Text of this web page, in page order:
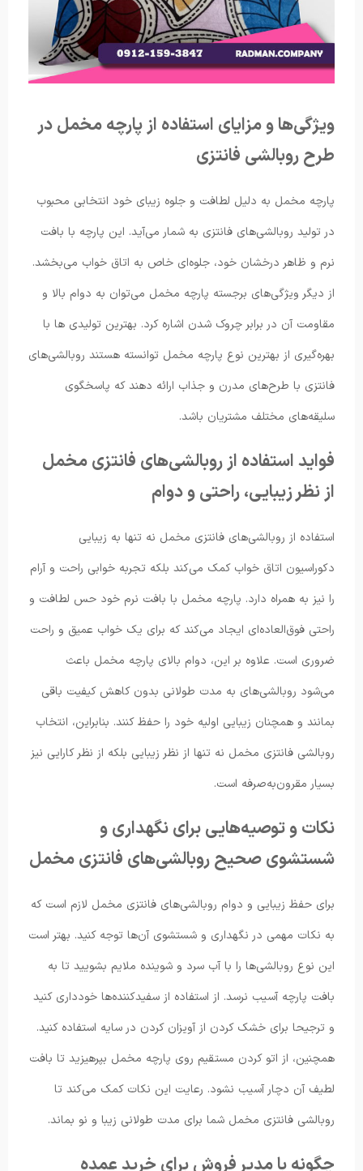
ویژگی‌ها و مزایای استفاده از پارچه مخمل در
طرح روبالشی فانتزی
پارچه مخمل به دلیل لطافت و جلوه زیبای خود انتخابی محبوب
در تولید روبالشی‌های فانتزی به شمار می‌آید. این پارچه با بافت
نرم و ظاهر درخشان خود، جلوه‌ای خاص به اتاق خواب می‌بخشد.
از دیگر ویژگی‌های برجسته پارچه مخمل می‌توان به دوام بالا و
مقاومت آن در برابر چروک شدن اشاره کرد. بهترین تولیدی ها با
بهره‌گیری از بهترین نوع پارچه مخمل توانسته هستند روبالشی‌های
فانتزی با طرح‌های مدرن و جذاب ارائه دهند که پاسخگوی
سلیقه‌های مختلف مشتریان باشد.
فواید استفاده از روبالشی‌های فانتزی مخمل
از نظر زیبایی، راحتی و دوام
استفاده از روبالشی‌های فانتزی مخمل نه تنها به زیبایی
دکوراسیون اتاق خواب کمک می‌کند بلکه تجربه خوابی راحت و آرام
را نیز به همراه دارد. پارچه مخمل با بافت نرم خود حس لطافت و
راحتی فوق‌العاده‌ای ایجاد می‌کند که برای یک خواب عمیق و راحت
ضروری است. علاوه بر این، دوام بالای پارچه مخمل باعث
می‌شود روبالشی‌های به مدت طولانی بدون کاهش کیفیت باقی
بمانند و همچنان زیبایی اولیه خود را حفظ کنند. بنابراین، انتخاب
روبالشی فانتزی مخمل نه تنها از نظر زیبایی بلکه از نظر کارایی نیز
بسیار مقرون‌به‌صرفه است.
نکات و توصیه‌هایی برای نگهداری و
شستشوی صحیح روبالشی‌های فانتزی مخمل
برای حفظ زیبایی و دوام روبالشی‌های فانتزی مخمل لازم است که
به نکات مهمی در نگهداری و شستشوی آن‌ها توجه کنید. بهتر است
این نوع روبالشی‌ها را با آب سرد و شوینده ملایم بشویید تا به
بافت پارچه آسیب نرسد. از استفاده از سفیدکننده‌ها خودداری کنید
و ترجیحا برای خشک کردن از آویزان کردن در سایه استفاده کنید.
همچنین، از اتو کردن مستقیم روی پارچه مخمل بپرهیزید تا بافت
لطیف آن دچار آسیب نشود. رعایت این نکات کمک می‌کند تا
روبالشی فانتزی مخمل شما برای مدت طولانی زیبا و نو بماند.
چگونه با مدیر فروش برای خرید عمده